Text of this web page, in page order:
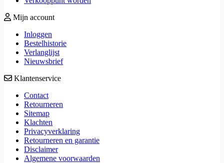
Mijn account
Inloggen
Bestelhistorie
Verlanglijst
Nieuwsbrief
Klantenservice
Contact
Retourneren
Sitemap
Klachten
Privacyverklaring
Retourneren en garantie
Disclaimer
Algemene voorwaarden